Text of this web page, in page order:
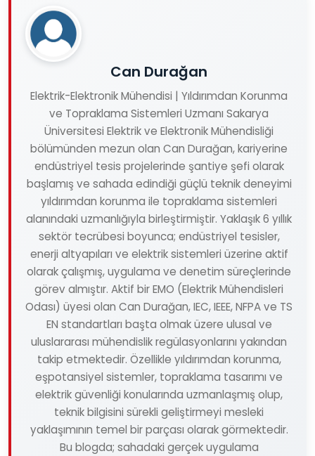
Can Durağan
Elektrik-Elektronik Mühendisi | Yıldırımdan Korunma
ve Topraklama Sistemleri Uzmanı Sakarya
Üniversitesi Elektrik ve Elektronik Mühendisliği
bölümünden mezun olan Can Durağan, kariyerine
endüstriyel tesis projelerinde şantiye şefi olarak
başlamış ve sahada edindiği güçlü teknik deneyimi
yıldırımdan korunma ile topraklama sistemleri
alanındaki uzmanlığıyla birleştirmiştir. Yaklaşık 6 yıllık
sektör tecrübesi boyunca; endüstriyel tesisler,
enerji altyapıları ve elektrik sistemleri üzerine aktif
olarak çalışmış, uygulama ve denetim süreçlerinde
görev almıştır. Aktif bir EMO (Elektrik Mühendisleri
Odası) üyesi olan Can Durağan, IEC, IEEE, NFPA ve TS
EN standartları başta olmak üzere ulusal ve
uluslararası mühendislik regülasyonlarını yakından
takip etmektedir. Özellikle yıldırımdan korunma,
eşpotansiyel sistemler, topraklama tasarımı ve
elektrik güvenliği konularında uzmanlaşmış olup,
teknik bilgisini sürekli geliştirmeyi mesleki
yaklaşımının temel bir parçası olarak görmektedir.
Bu blogda; sahadaki gerçek uygulama